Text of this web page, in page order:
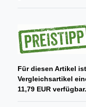
Für diesen Artikel
Vergleichsartikel
11,79 EUR verfügbar.